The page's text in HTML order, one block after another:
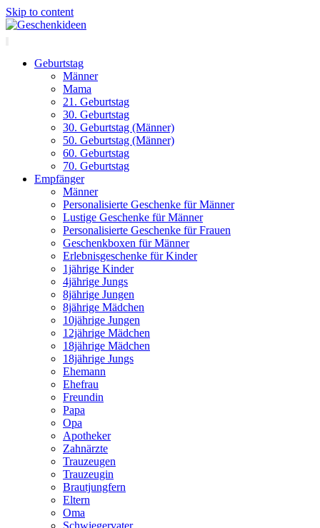
Skip to content
Geburtstag
Männer
Mama
21. Geburtstag
30. Geburtstag
30. Geburtstag (Männer)
50. Geburtstag (Männer)
60. Geburtstag
70. Geburtstag
Empfänger
Männer
Personalisierte Geschenke für Männer
Lustige Geschenke für Männer
Personalisierte Geschenke für Frauen
Geschenkboxen für Männer
Erlebnisgeschenke für Kinder
1jährige Kinder
4jährige Jungs
8jährige Jungen
8jährige Mädchen
10jährige Jungen
12jährige Mädchen
18jährige Mädchen
18jährige Jungs
Ehemann
Ehefrau
Freundin
Papa
Opa
Apotheker
Zahnärzte
Trauzeugen
Trauzeugin
Brautjungfern
Eltern
Oma
Schwiegervater